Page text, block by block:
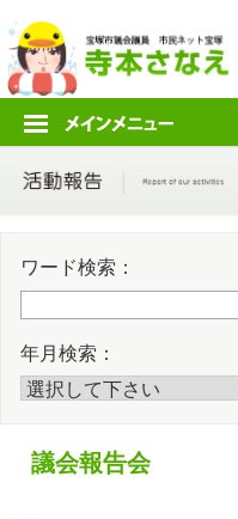
to
content
ワード検索：
年月検索：
議会報告会